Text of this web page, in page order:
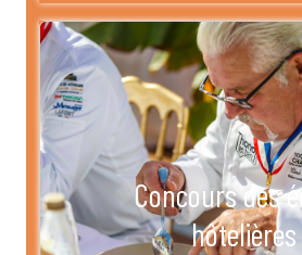
Concours des
hôtelières